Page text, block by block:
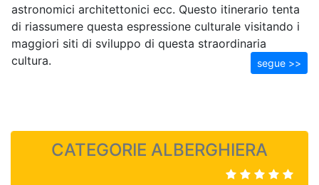
astronomici architettonici ecc. Questo itinerario tenta
di riassumere questa espressione culturale visitando i
maggiori siti di sviluppo di questa straordinaria
cultura.
segue >>
CATEGORIE ALBERGHIERA